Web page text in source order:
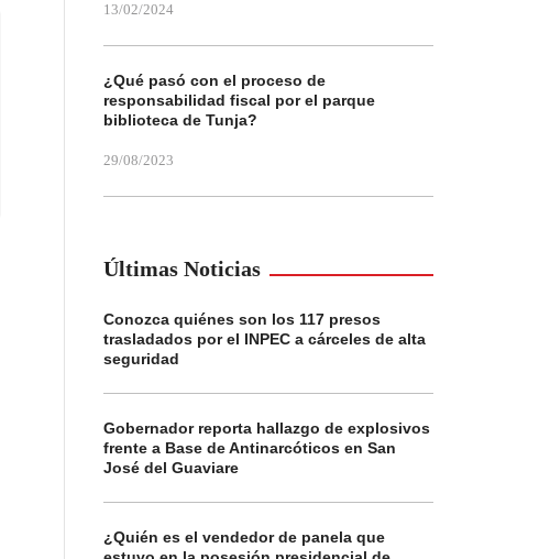
13/02/2024
¿Qué pasó con el proceso de
responsabilidad fiscal por el parque
biblioteca de Tunja?
29/08/2023
Últimas Noticias
Conozca quiénes son los 117 presos
trasladados por el INPEC a cárceles de alta
seguridad
Gobernador reporta hallazgo de explosivos
frente a Base de Antinarcóticos en San
José del Guaviare
¿Quién es el vendedor de panela que